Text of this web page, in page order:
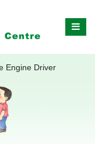
Engine Driver